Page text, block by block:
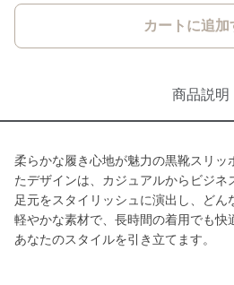
カートに追加
商品説明
柔らかな履き心地が魅力の黒靴スリッ
たデザインは、カジュアルからビジネ
足元をスタイリッシュに演出し、どん
軽やかな素材で、長時間の着用でも快
あなたのスタイルを引き立てます。